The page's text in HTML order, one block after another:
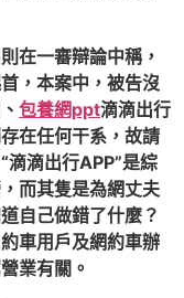
在一審辯論中稱，
，本案中，被告沒
包養網ppt滴滴出行
在任何干系，故請
滴滴出行APP”是綜
而其隻是為網丈夫
自己做錯了什麼？
車用戶及網約車辦
業有關。